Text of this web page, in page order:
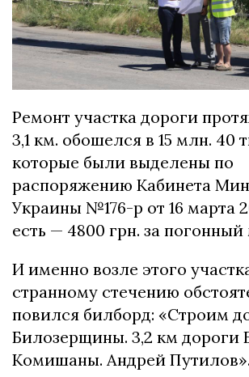
Ремонт участка дороги
3,1 км. обошелся в 15 млн. 40
которые были выделены по
распоряжению Кабинета
Украины №176-р от 16 марта
есть — 4800 грн. за погонный
И именно возле этого
странному стечению
повился билборд: «Строим
Билозерщины. 3,2 км дороги
Комишаны. Андрей Путилов».